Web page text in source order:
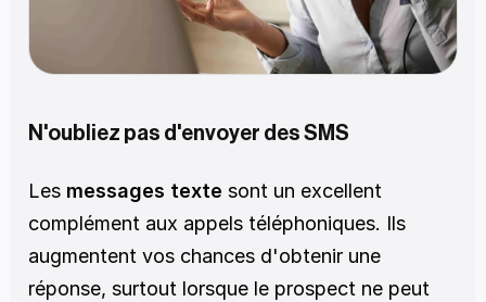
N'oubliez pas d'envoyer des SMS
Les messages texte sont un excellent
complément aux appels téléphoniques. Ils
augmentent vos chances d'obtenir une
réponse, surtout lorsque le prospect ne peut